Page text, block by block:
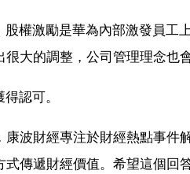
權激勵是華為內部激發員工
大的調整，公司管理理念也
認可。
康波財經專注於財經熱點事
傳遞財經價值。希望這個回